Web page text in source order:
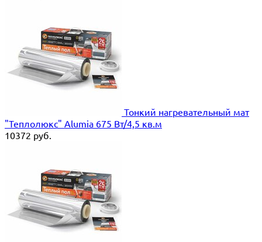
Тонкий нагревательный мат
"Теплолюкс" Alumia 675 Вт/4,5 кв.м
10372 руб.